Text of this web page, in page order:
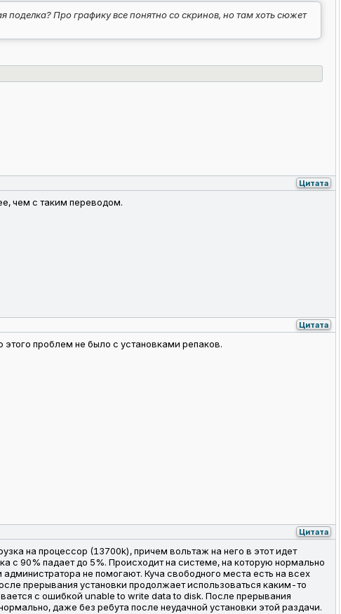
Про графику все понятно со скринов, но там хоть сюжет
Цитата
чем с таким переводом.
Цитата
проблем не было с установками репаков.
Цитата
на процессор (13700k), причем вольтаж на него в этот идет
с 90% падает до 5%. Происходит на системе, на которую нормально
не помогают. Куча свободного места есть на всех
прерывания установки продолжает использоваться каким-то
с ошибкой unable to write data to disk. После прерывания
даже без ребута после неудачной установки этой раздачи.